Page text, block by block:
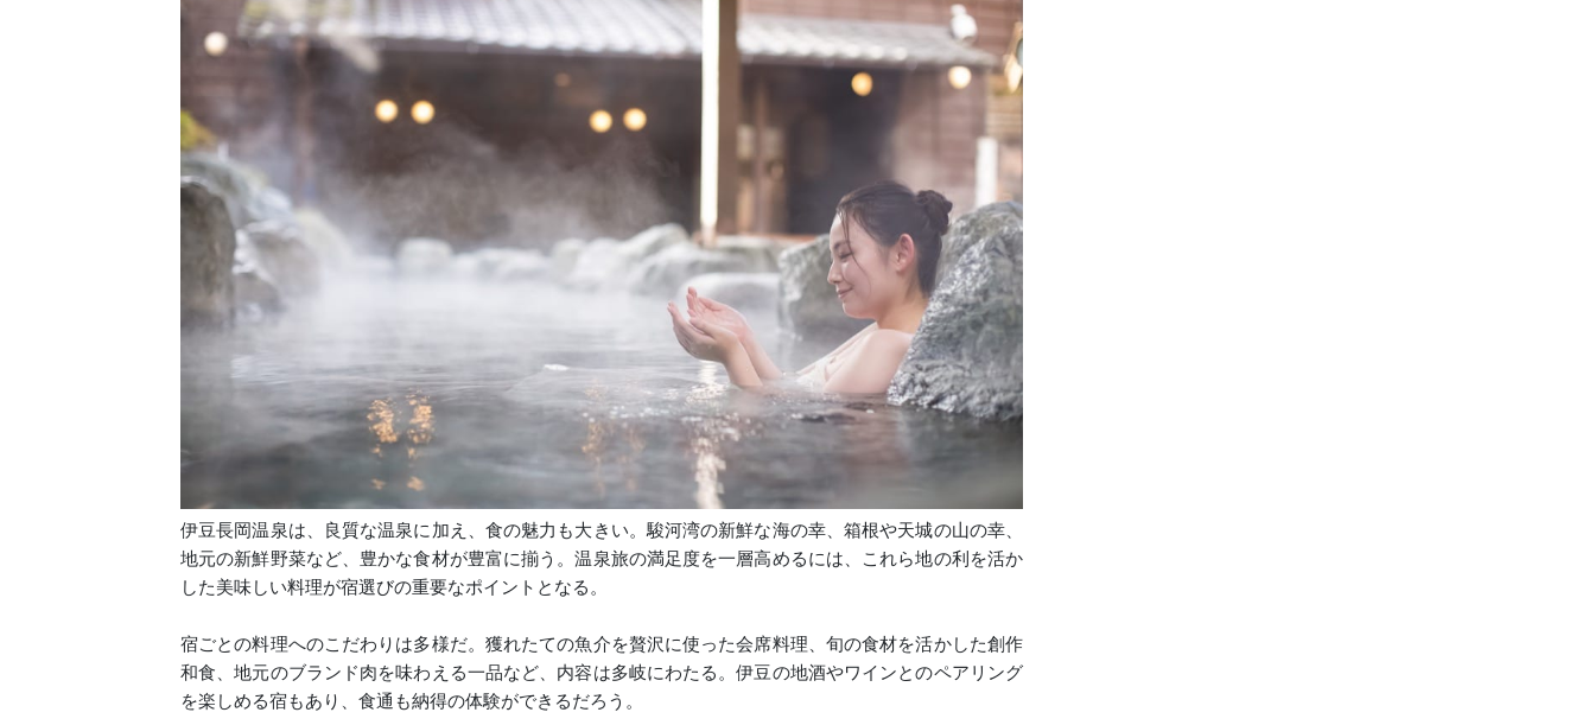
伊豆長岡温泉は、良質な温泉に加え、食の魅力も大きい。駿河湾の新鮮な海の幸、箱根や天城の山の幸、
地元の新鮮野菜など、豊かな食材が豊富に揃う。温泉旅の満足度を一層高めるには、これら地の利を活か
した美味しい料理が宿選びの重要なポイントとなる。
宿ごとの料理へのこだわりは多様だ。獲れたての魚介を贅沢に使った会席料理、旬の食材を活かした創作
和食、地元のブランド肉を味わえる一品など、内容は多岐にわたる。伊豆の地酒やワインとのペアリング
を楽しめる宿もあり、食通も納得の体験ができるだろう。